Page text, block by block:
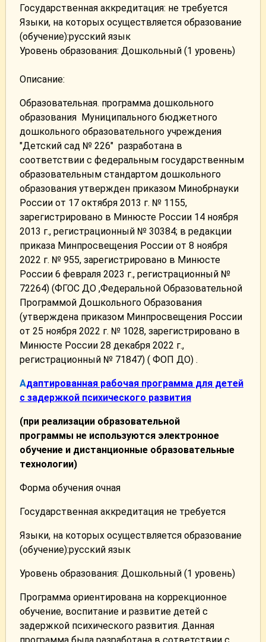
Государственная аккредитация: не требуется
Языки, на которых осуществляется образование
(обучение):русский язык
Уровень образования: Дошкольный (1 уровень)
Описание:
Образовательная. программа дошкольного
образования Муниципального бюджетного
дошкольного образовательного учреждения
"Детский сад № 226" разработана в
соответствии с федеральным государственным
образовательным стандартом дошкольного
образования утвержден приказом Минобрнауки
России от 17 октября 2013 г. № 1155,
зарегистрировано в Минюсте России 14 ноября
2013 г., регистрационный № 30384; в редакции
приказа Минпросвещения России от 8 ноября
2022 г. № 955, зарегистрировано в Минюсте
России 6 февраля 2023 г., регистрационный №
72264) (ФГОС ДО ,Федеральной Образовательной
Программой Дошкольного Образования
(утверждена приказом Минпросвещения России
от 25 ноября 2022 г. № 1028, зарегистрировано в
Минюсте России 28 декабря 2022 г.,
регистрационный № 71847) ( ФОП ДО) .
Адаптированная рабочая программа для детей
с задержкой психического развития
(при реализации образовательной
программы не используются электронное
обучение и дистанционные образовательные
технологии)
Форма обучения очная
Государственная аккредитация не требуется
Языки, на которых осуществляется образование
(обучение):русский язык
Уровень образования: Дошкольный (1 уровень)
Программа ориентирована на коррекционное
обучение, воспитание и развитие детей с
задержкой психического развития. Данная